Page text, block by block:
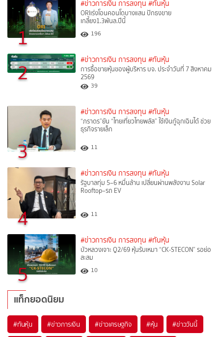
1
#ข่าวการเงิน การลงทุน #ทันหุ้น
ORIเร่งโอนคอนโดบางแสน ปักธงขาย
เกลี้ยง1.3พันล.ปีนี้
196
2 #ข่าวการเงิน การลงทุน #ทันหุ้น
การซื้อขายหุ้นของผู้บริหาร บจ. ประจำวันที่ 7 สิงหาคม
2569
39
3
#ข่าวการเงิน การลงทุน #ทันหุ้น
“ภราดร”ยัน “ไทยเที่ยวไทยพลัส” ใช้เงินกู้ฉุกเฉินได้ ช่วย
ธุรกิจรายเล็ก
11
4
#ข่าวการเงิน การลงทุน #ทันหุ้น
รัฐบาลทุ่ม 5–6 หมื่นล้าน เปลี่ยนผ่านพลังงาน Solar
Rooftop–รถ EV
11
5
#ข่าวการเงิน การลงทุน #ทันหุ้น
บัวหลวงเจาะ Q2/69 หุ้นรับเหมา “CK-STECON” รอย่อ
สะสม
10
แท็กยอดนิยม
#ทันหุ้น #ข่าวการเงิน #ข่าวเศรษฐกิจ #หุ้น #ข่าววันนี้